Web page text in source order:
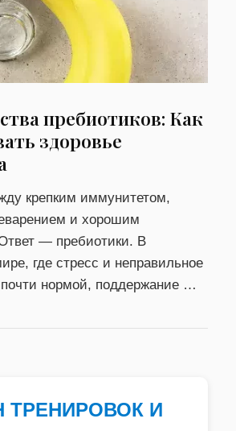
пребиотиков: Как
здоровье
крепким иммунитетом,
и хорошим
— пребиотики. В
где стресс и неправильное
нормой, поддержание …
ТРЕНИРОВОК И